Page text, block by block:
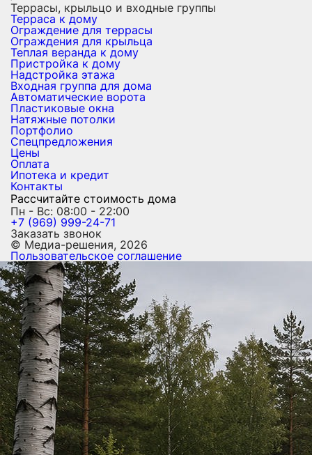
Террасы, крыльцо и входные группы
Терраса к дому
Ограждение для террасы
Ограждения для крыльца
Теплая веранда к дому
Пристройка к дому
Надстройка этажа
Входная группа для дома
Автоматические ворота
Пластиковые окна
Натяжные потолки
Портфолио
Спецпредложения
Цены
Оплата
Ипотека и кредит
Контакты
Рассчитайте стоимость дома
Пн - Вс: 08:00 - 22:00
+7 (969) 999-24-71
Заказать звонок
© Медиа-решения, 2026
Пользовательское соглашение